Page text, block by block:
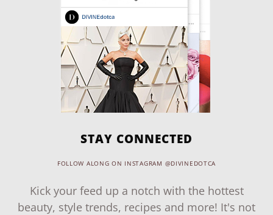
STAY CONNECTED
FOLLOW ALONG ON INSTAGRAM @DIVINEDOTCA
Kick your feed up a notch with the hottest
beauty, style trends, recipes and more! It's not